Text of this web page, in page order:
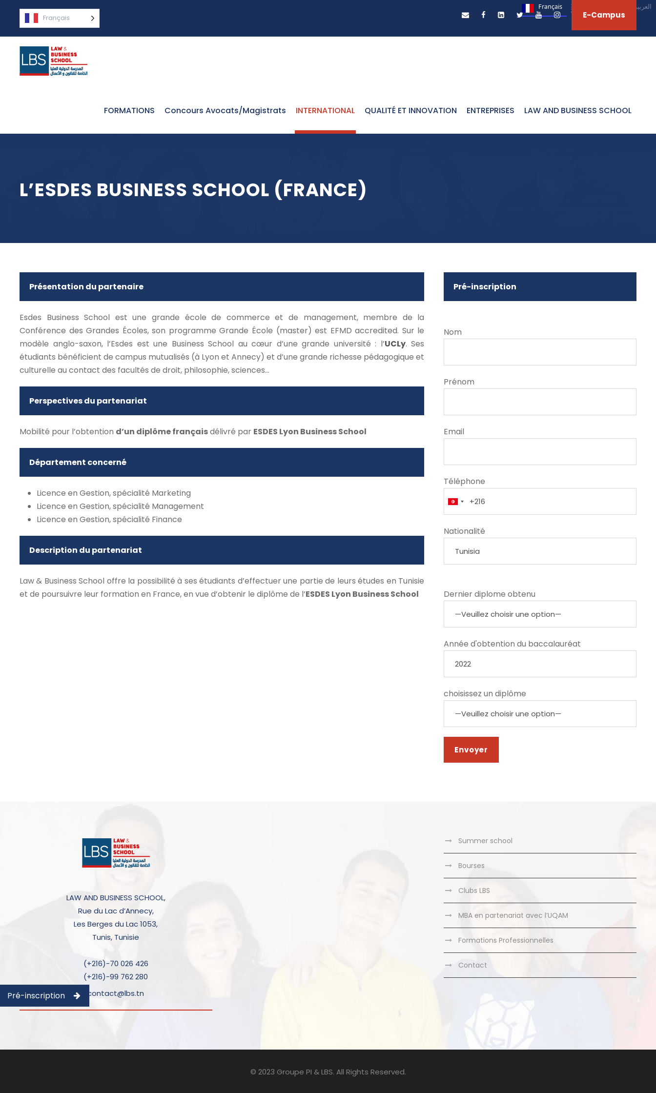
Français العربية‏
Français E-Campus
FORMATIONS Concours Avocats/Magistrats INTERNATIONAL QUALITÉ ET INNOVATION ENTREPRISES LAW AND BUSINESS SCHOOL
L’ESDES BUSINESS SCHOOL (FRANCE)
Présentation du partenaire
Esdes Business School est une grande école de commerce et de management, membre de la
Conférence des Grandes Écoles, son programme Grande École (master) est EFMD accredited. Sur le
modèle anglo-saxon, l’Esdes est une Business School au cœur d’une grande université : l’UCLy. Ses
étudiants bénéficient de campus mutualisés (à Lyon et Annecy) et d’une grande richesse pédagogique et
culturelle au contact des facultés de droit, philosophie, sciences…
Perspectives du partenariat
Mobilité pour l’obtention d’un diplôme françaisdélivré par ESDES Lyon Business School
Département concerné
Licence en Gestion, spécialité Marketing
Licence en Gestion, spécialité Management
Licence en Gestion, spécialité Finance
Description du partenariat
Law & Business School offre la possibilité à ses étudiants d’effectuer une partie de leurs études en Tunisie
et de poursuivre leur formation en France, en vue d’obtenir le diplôme de l’ESDES Lyon Business School
Pré-inscription
Nom
Prénom
Email
Téléphone
Nationalité
Dernier diplome obtenu
Année d'obtention du baccalauréat
choisissez un diplôme
LAW AND BUSINESS SCHOOL,
Rue du Lac d’Annecy,
Les Berges du Lac 1053,
Tunis, Tunisie
(+216)-70 026 426
(+216)-99 762 280
contact@lbs.tn
Summer school
Bourses
Clubs LBS
MBA en partenariat avec l’UQAM
Formations Professionnelles
Contact
© 2023 Groupe PI & LBS. All Rights Reserved.
Pré-inscription